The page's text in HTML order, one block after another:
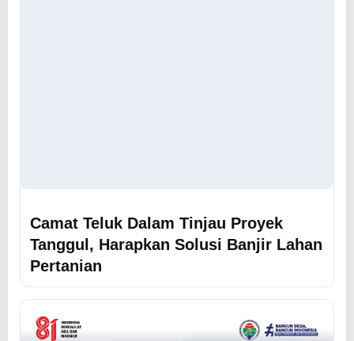
Camat Teluk Dalam Tinjau Proyek
Tanggul, Harapkan Solusi Banjir Lahan
Pertanian